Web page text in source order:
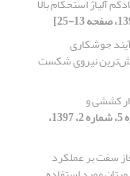
جوشکاری
نیروی شکست
کششی و
[دوره 5، شماره 2، 1397،
سفت بر عملکرد